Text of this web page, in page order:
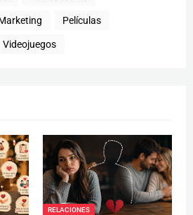
Películas
Videojuegos
RELACIONES